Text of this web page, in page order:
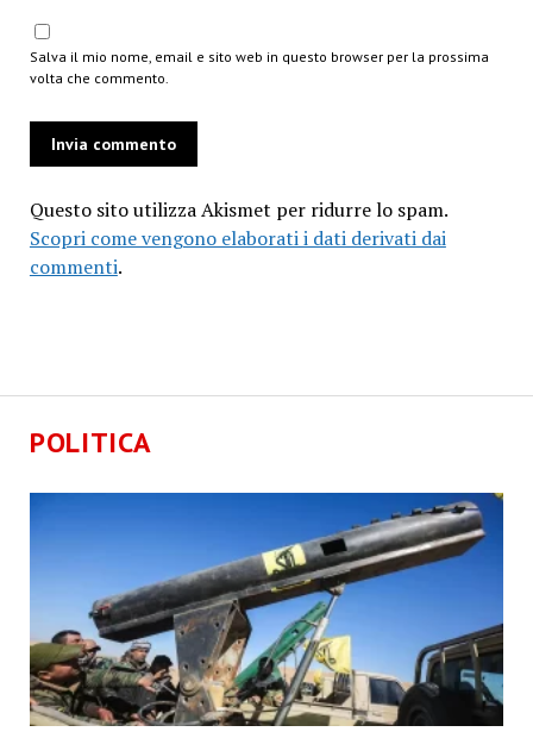
POLITICA
Salva il mio nome, email e sito web in questo browser per la prossima
volta che commento.
Questo sito utilizza Akismet per ridurre lo spam.
Scopri come vengono elaborati i dati derivati dai
commenti.